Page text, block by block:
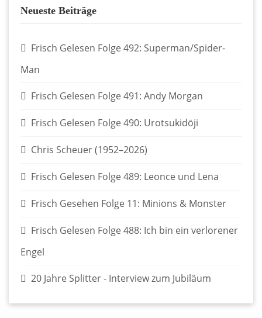
Neueste Beiträge
Frisch Gelesen Folge 492: Superman/Spider-
Man
Frisch Gelesen Folge 491: Andy Morgan
Frisch Gelesen Folge 490: Urotsukidōji
Chris Scheuer (1952–2026)
Frisch Gelesen Folge 489: Leonce und Lena
Frisch Gesehen Folge 11: Minions & Monster
Frisch Gelesen Folge 488: Ich bin ein verlorener
Engel
20 Jahre Splitter - Interview zum Jubiläum